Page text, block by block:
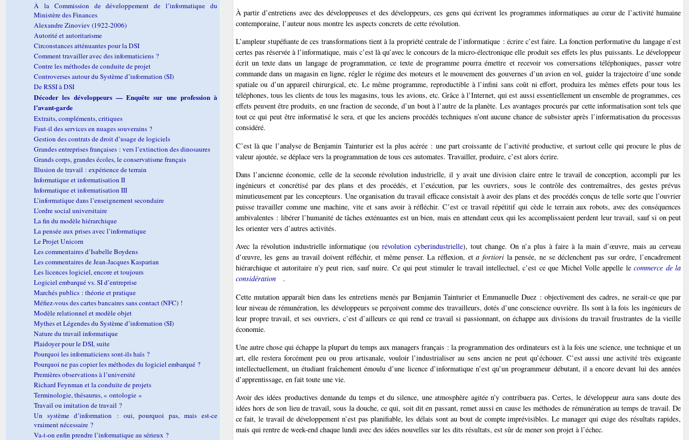
À partir d’entretiens avec des développeuses et des développeurs, ces gens qui écrivent les programmes informatiques au cœur de l’activité humaine
contemporaine, l’auteur nous montre les aspects concrets de cette révolution.
L’ampleur stupéfiante de ces transformations tient à la propriété centrale de l’informatique : écrire c’est faire. La fonction performative du langage n’est
certes pas réservée à l’informatique, mais c’est là qu’avec le concours de la micro-électronique elle produit ses effets les plus puissants. Le développeur
écrit un texte dans un langage de programmation, ce texte de programme pourra émettre et recevoir vos conversations téléphoniques, passer votre
commande dans un magasin en ligne, régler le régime des moteurs et le mouvement des gouvernes d’un avion en vol, guider la trajectoire d’une sonde
spatiale ou d’un appareil chirurgical, etc. Le même programme, reproductible à l’infini sans coût ni effort, produira les mêmes effets pour tous les
téléphones, tous les clients de tous les magasins, tous les avions, etc. Grâce à l’Internet, qui est aussi essentiellement un ensemble de programmes, ces
effets peuvent être produits, en une fraction de seconde, d’un bout à l’autre de la planète. Les avantages procurés par cette informatisation sont tels que
tout ce qui peut être informatisé le sera, et que les anciens procédés techniques n’ont aucune chance de subsister après l’informatisation du processus
considéré.
C’est là que l’analyse de Benjamin Tainturier est la plus acérée : une part croissante de l’activité productive, et surtout celle qui procure le plus de
valeur ajoutée, se déplace vers la programmation de tous ces automates. Travailler, produire, c’est alors écrire.
Dans l’ancienne économie, celle de la seconde révolution industrielle, il y avait une division claire entre le travail de conception, accompli par les
ingénieurs et concrétisé par des plans et des procédés, et l’exécution, par les ouvriers, sous le contrôle des contremaîtres, des gestes prévus
minutieusement par les concepteurs. Une organisation du travail efficace consistait à avoir des plans et des procédés conçus de telle sorte que l’ouvrier
puisse travailler comme une machine, vite et sans avoir à réfléchir. C’est ce travail répétitif qui cède le terrain aux robots, avec des conséquences
ambivalentes : libérer l’humanité de tâches exténuantes est un bien, mais en attendant ceux qui les accomplissaient perdent leur travail, sauf si on peut
les orienter vers d’autres activités.
Avec la révolution industrielle informatique (ou révolution cyberindustrielle), tout change. On n’a plus à faire à la main d’œuvre, mais au cerveau
d’œuvre, les gens au travail doivent réfléchir, et même penser. La réflexion, eta fortiorila pensée, ne se déclenchent pas sur ordre, l’encadrement
hiérarchique et autoritaire n’y peut rien, sauf nuire. Ce qui peut stimuler le travail intellectuel, c’est ce que Michel Volle appelle lecommerce de la
considération
.
Cette mutation apparaît bien dans les entretiens menés par Benjamin Tainturier et Emmanuelle Duez : objectivement des cadres, ne serait-ce que par
leur niveau de rémunération, les développeurs se perçoivent comme des travailleurs, dotés d’une conscience ouvrière. Ils sont à la fois les ingénieurs de
leur propre travail, et ses ouvriers, c’est d’ailleurs ce qui rend ce travail si passionnant, on échappe aux divisions du travail frustrantes de la vieille
économie.
Une autre chose qui échappe la plupart du temps aux managers français : la programmation des ordinateurs est à la fois une science, une technique et un
art, elle restera forcément peu ou prou artisanale, vouloir l’industrialiser au sens ancien ne peut qu’échouer. C’est aussi une activité très exigeante
intellectuellement, un étudiant fraîchement émoulu d’une licence d’informatique n’est qu’un programmeur débutant, il a encore devant lui des années
d’apprentissage, en fait toute une vie.
Avoir des idées productives demande du temps et du silence, une atmosphère agitée n’y contribuera pas. Certes, le développeur aura sans doute des
idées hors de son lieu de travail, sous la douche, ce qui, soit dit en passant, remet aussi en cause les méthodes de rémunération au temps de travail. De
ce fait, le travail de développement n’est pas planifiable, les délais sont au bout de compte imprévisibles. Le manager qui exige des résultats rapides,
mais qui rentre de week-end chaque lundi avec des idées nouvelles sur les dits résultats, est sûr de mener son projet à l’échec.
À la Commission de développement de l’informatique du
Ministère des Finances
Alexandre Zinoviev (1922-2006)
Autorité et autoritarisme
Circonstances atténuantes pour la DSI
Comment travailler avec des informaticiens ?
Contre les méthodes de conduite de projet
Controverses autour du Système d’information (SI)
De RSSI à DSI
Décoder les développeurs — Enquête sur une profession à
l’avant-garde
Extraits, compléments, critiques
Faut-il des services en nuages souverains ?
Gestion des contrats de droit d’usage de logiciels
Grandes entreprises françaises : vers l’extinction des dinosaures
Grands corps, grandes écoles, le conservatisme français
Illusion de travail : expérience de terrain
Informatique et informatisation II
Informatique et informatisation III
L’informatique dans l’enseignement secondaire
L’ordre social universitaire
La fin du modèle hiérarchique
La pensée aux prises avec l’informatique
Le Projet Unicorn
Les commentaires d’Isabelle Boydens
Les commentaires de Jean-Jacques Kasparian
Les licences logiciel, encore et toujours
Logiciel embarqué vs. SI d’entreprise
Marchés publics : théorie et pratique
Méfiez-vous des cartes bancaires sans contact (NFC) !
Modèle relationnel et modèle objet
Mythes et Légendes du Système d’information (SI)
Nature du travail informatique
Plaidoyer pour le DSI, suite
Pourquoi les informaticiens sont-ils haïs ?
Pourquoi ne pas copier les méthodes du logiciel embarqué ?
Premières observations à l’université
Richard Feynman et la conduite de projets
Terminologie, thésaurus, « ontologie »
Travail ou imitation de travail ?
Un système d’information : oui, pourquoi pas, mais est-ce
vraiment nécessaire ?
Va-t-on enfin prendre l’informatique au sérieux ?